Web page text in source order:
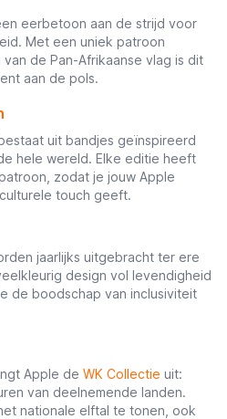
eerbetoon aan de strijd voor
Met een uniek patroon
de Pan-Afrikaanse vlag is dit
aan de pols.
uit bandjes geïnspireerd
hele wereld. Elke editie heeft
zodat je jouw Apple
touch geeft.
jaarlijks uitgebracht ter ere
design vol levendigheid
de boodschap van inclusiviteit
Apple de WK Collectie uit:
van deelnemende landen.
nationale elftal te tonen, ook